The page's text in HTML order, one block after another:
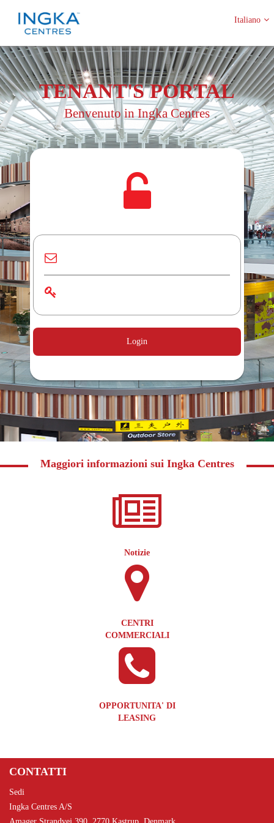
Italiano
TENANT'SPORTAL
Benvenuto in Ingka Centres
Login
Maggiori informazioni sui Ingka Centres
Notizie
CENTRI
COMMERCIALI
OPPORTUNITA' DI
LEASING
CONTATTI
Sedi
Ingka Centres A/S